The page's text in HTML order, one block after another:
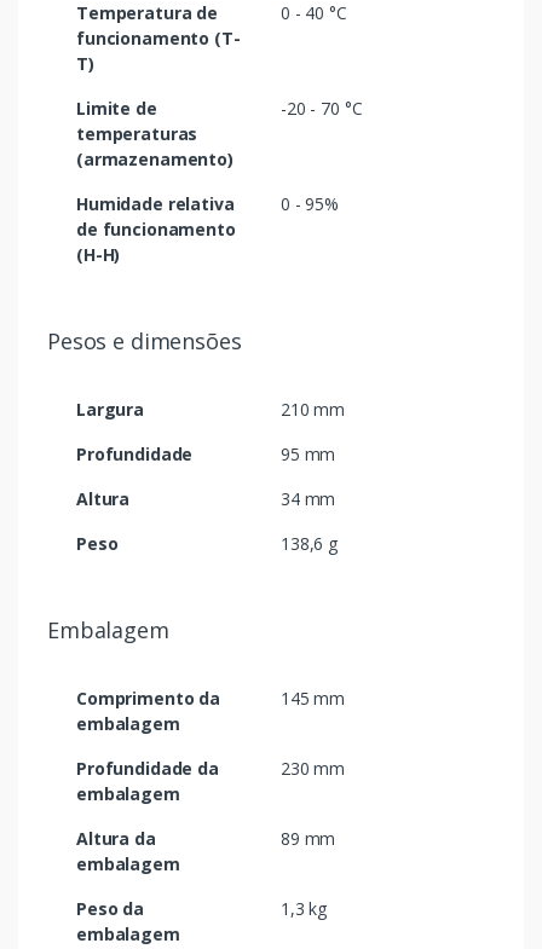
Temperatura de
funcionamento (T-
T)
0 - 40 °C
Limite de
temperaturas
(armazenamento)
-20 - 70 °C
Humidade relativa
de funcionamento
(H-H)
0 - 95%
Pesos e dimensões
Largura
210 mm
Profundidade
95 mm
Altura
34 mm
Peso
138,6 g
Embalagem
Comprimento da
embalagem
145 mm
Profundidade da
embalagem
230 mm
Altura da
embalagem
89 mm
Peso da
embalagem
1,3 kg